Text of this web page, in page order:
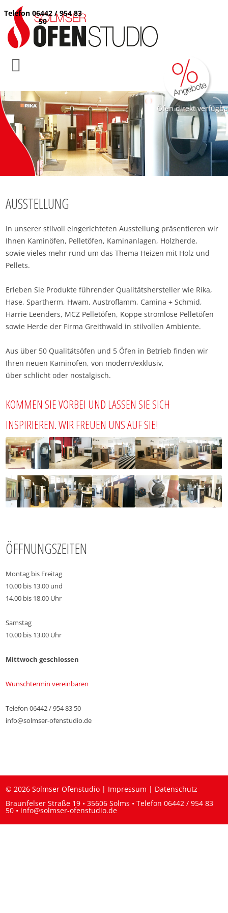
Öfen direkt
Telefon 06442 / 954 83
50
AUSSTELLUNG
In unserer stilvoll eingerichteten Ausstellung präsentieren wir
Ihnen Kaminöfen, Pelletöfen, Kaminanlagen, Holzherde,
sowie vieles mehr rund um das Thema Heizen mit Holz und
Pellets.
Erleben Sie Produkte führender Qualitätshersteller wie Rika,
Hase, Spartherm, Hwam, Austroflamm, Camina + Schmid,
Harrie Leenders, MCZ Pelletöfen, Koppe stromlose Pelletöfen
sowie Herde der Firma Greithwald in stilvollen Ambiente.
Aus über 50 Qualitätsöfen und 5 Öfen in Betrieb finden wir
Ihren neuen Kaminofen, von modern/exklusiv,
über schlicht oder nostalgisch.
KOMMEN SIE VORBEI UND LASSEN SIE SICH
INSPIRIEREN. WIR FREUEN UNS AUF SIE!
ÖFFNUNGSZEITEN
Montag bis Freitag
10.00 bis 13.00 und
14.00 bis 18.00 Uhr
Samstag
10.00 bis 13.00 Uhr
Mittwoch geschlossen
Wunschtermin vereinbaren
Telefon 06442 / 954 83 50
info@solmser-ofenstudio.de
© 2026 Solmser Ofenstudio | Impressum | Datenschutz
Braunfelser Straße 19 • 35606 Solms • Telefon06442 / 954 83
50 • info@solmser-ofenstudio.de